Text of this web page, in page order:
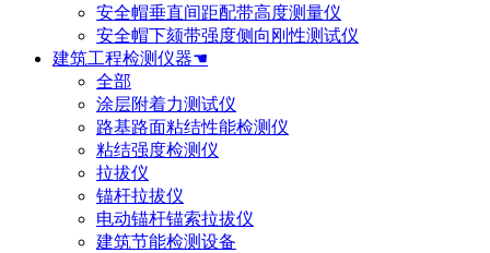
安全帽垂直间距配带高度测量仪
安全帽下颏带强度侧向刚性测试仪
建筑工程检测仪器☚
全部
涂层附着力测试仪
路基路面粘结性能检测仪
粘结强度检测仪
拉拔仪
锚杆拉拔仪
电动锚杆锚索拉拔仪
建筑节能检测设备